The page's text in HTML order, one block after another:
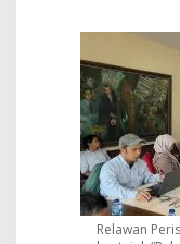
Relawan